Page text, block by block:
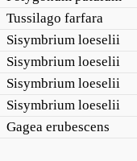
Tussilago farfara
Sisymbrium loeselii
Sisymbrium loeselii
Sisymbrium loeselii
Sisymbrium loeselii
Gagea erubescens